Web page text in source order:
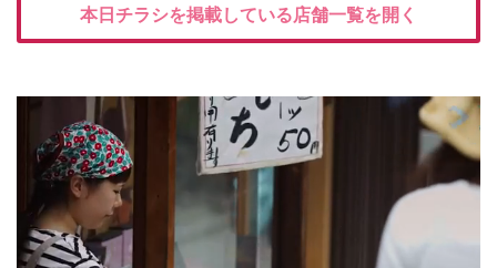
本日チラシを掲載している店舗一覧を開く